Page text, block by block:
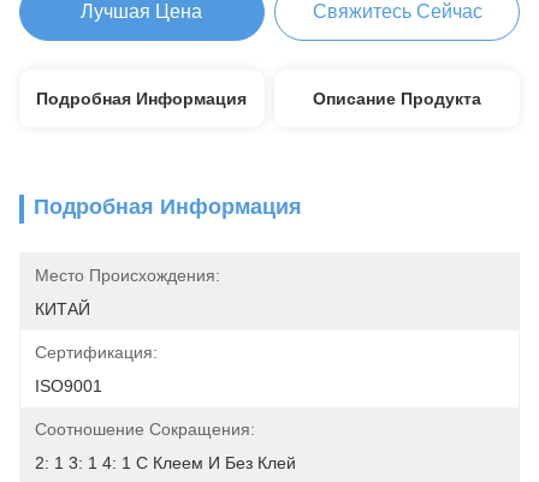
Лучшая Цена Свяжитесь Сейчас
Подробная Информация Описание Продукта
Подробная Информация
Место Происхождения:
КИТАЙ
Сертификация:
ISO9001
Соотношение Сокращения:
2: 1 3: 1 4: 1 С Клеем И Без Клей